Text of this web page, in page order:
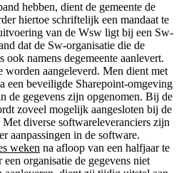
hebben, dient de gemeente de
hiertoe schriftelijk een mandaat te
van de Wsw ligt bij een Sw-
dat de Sw-organisatie die de
ook namens degemeente aanlevert.
worden aangeleverd. Men dient met
een beveiligde Sharepoint-omgeving
de gegevens zijn opgenomen. Bij de
zoveel mogelijk aangesloten bij de
Met diverse softwareleveranciers zijn
aanpassingen in de software.
weken na afloop van een halfjaar te
organisatie de gegevens niet